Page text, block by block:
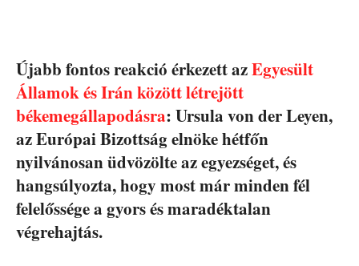
Újabb fontos reakció érkezett azEgyesült
Államok és Irán között létrejött
békemegállapodásra: Ursula von der Leyen,
az Európai Bizottság elnöke hétfőn
nyilvánosan üdvözölte az egyezséget, és
hangsúlyozta, hogy most már minden fél
felelőssége a gyors és maradéktalan
végrehajtás.